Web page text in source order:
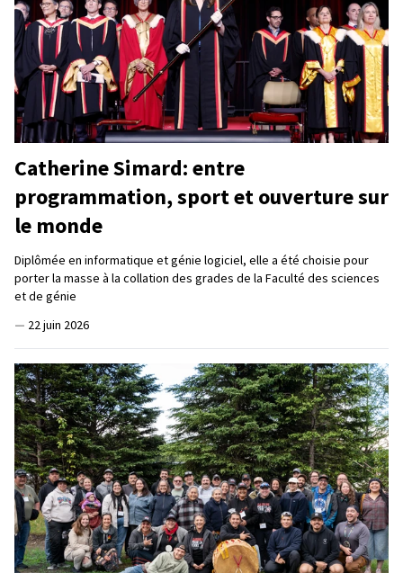
Catherine Simard: entre
programmation, sport et ouverture sur
le monde
Diplômée en informatique et génie logiciel, elle a été choisie pour
porter la masse à la collation des grades de la Faculté des sciences
et de génie
— 22 juin 2026